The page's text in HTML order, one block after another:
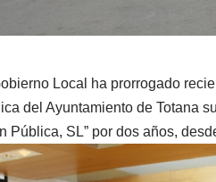
Local ha prorrogado
del Ayuntamiento de Totana
Pública, SL” por dos años,